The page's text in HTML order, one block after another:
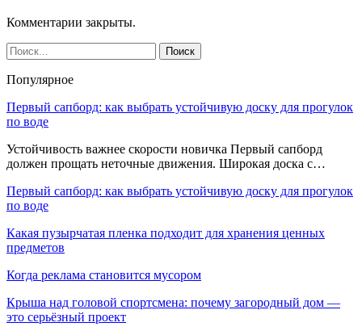
Комментарии закрыты.
Популярное
Первый сапборд: как выбрать устойчивую доску для прогулок
по воде
Устойчивость важнее скорости новичка Первый сапборд
должен прощать неточные движения. Широкая доска с…
Первый сапборд: как выбрать устойчивую доску для прогулок
по воде
Какая пузырчатая пленка подходит для хранения ценных
предметов
Когда реклама становится мусором
Крыша над головой спортсмена: почему загородный дом —
это серьёзный проект